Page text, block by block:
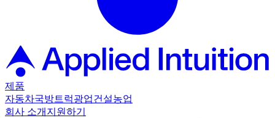
제품
자동차국방트럭광업건설농업
회사 소개 지원하기